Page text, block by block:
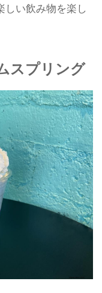
しい飲み物を楽し
スプリング